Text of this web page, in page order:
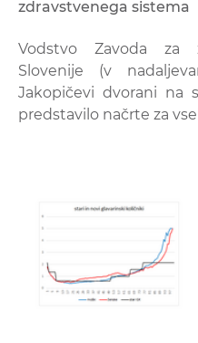
zdravstvenega sistema
Vodstvo Zavoda za
Slovenije (v
Jakopičevi dvorani na
predstavilo načrte za